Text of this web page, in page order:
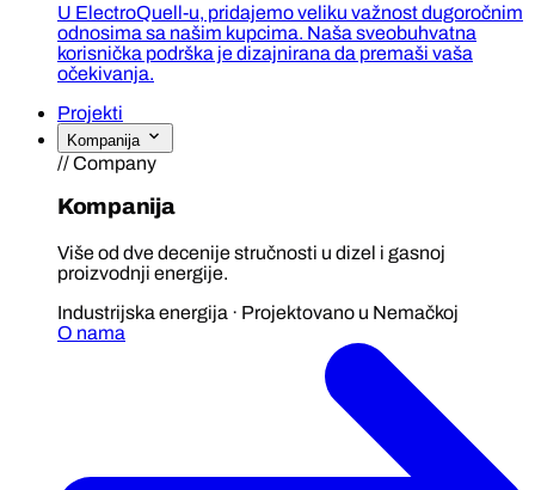
U ElectroQuell-u, pridajemo veliku važnost dugoročnim
odnosima sa našim kupcima. Naša sveobuhvatna
korisnička podrška je dizajnirana da premaši vaša
očekivanja.
Projekti
Kompanija
// Company
Kompanija
Više od dve decenije stručnosti u dizel i gasnoj
proizvodnji energije.
Industrijska energija · Projektovano u Nemačkoj
O nama